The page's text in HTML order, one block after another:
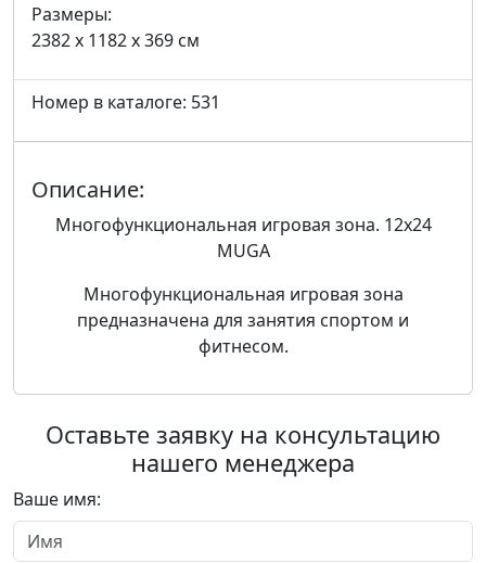
Размеры:
2382 x 1182 x 369 см
Номер в каталоге: 531
Описание:
Многофункциональная игровая зона. 12х24
MUGA
Многофункциональная игровая зона
предназначена для занятия спортом и
фитнесом.
Оставьте заявку на консультацию
нашего менеджера
Ваше имя: